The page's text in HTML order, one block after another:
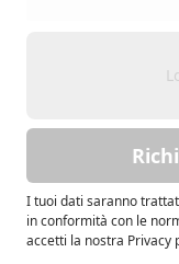
I tuoi dati saranno
in conformità con le
accetti la nostra Privacy